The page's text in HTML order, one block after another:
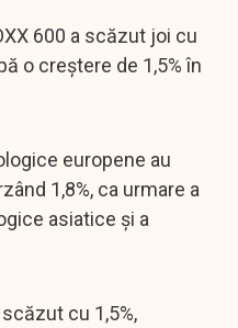
600 a scăzut joi cu
o creștere de 1,5% în
europene au
1,8%, ca urmare a
asiatice și a
cu 1,5%,